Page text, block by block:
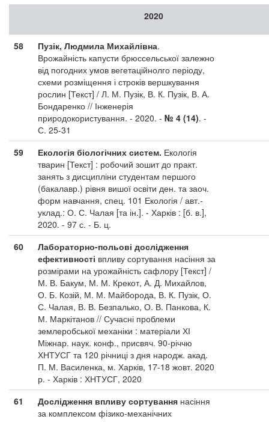
2020
58 Пузік, Людмила Михайлівна.
Врожайність капусти брюссельської залежно
від погодних умов вегетаційнолго періоду,
схеми розміщення і строків вершкування
рослин [Текст] / Л. М. Пузік, В. К. Пузік, В. А.
Бондаренко // Інженерія
природокористування. - 2020. - № 4 (14). -
С. 25-31
59
Екологія біологічних систем. Екологія
тварин [Текст] : робочий зошит до практ.
занять з дисципліни студентам першого
(бакалавр.) рівня вишої освіти ден. та заоч.
форм навчання, спец. 101 Екологія / авт.-
уклад.: О. С. Чалая [та ін.]. - Харків : [б. в.],
2020. - 97 с. - Б. ц.
60
Лабораторно-польові дослідження
ефективності впливу сортування насіння за
розмірами на урожайність сафлору [Текст] /
М. В. Бакум, М. М. Крекот, А. Д. Михайлов,
О. Б. Козій, М. М. Майборода, В. К. Пузік, О.
С. Чалая, В. В. Безпалько, О. В. Панкова, К.
М. Маркітанов // Сучасні проблеми
землеробської механіки : матеріали ХІ
Міжнар. наук. конф., присвяч. 90-річчю
ХНТУСГ та 120 річниці з дня народж. акад.
П. М. Василенка, м. Харків, 17-18 жовт. 2020
р. - Харків : ХНТУСГ, 2020
61
Дослідження впливу сортування насіння
за комплексом фізико-механічних